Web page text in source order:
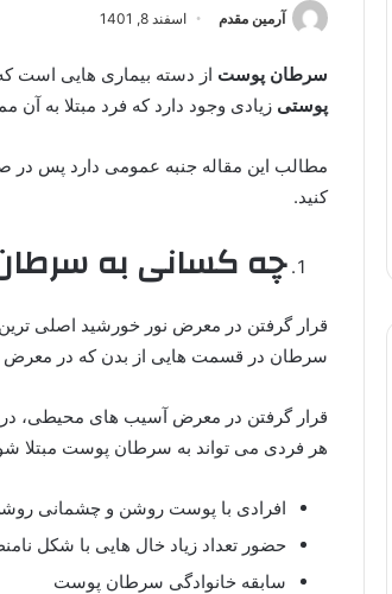
آرمین مقدم اسفند 8, 1401
سرطان پوست از دسته بیماری هایی
پوستی زیادی وجود دارد که فرد مبتلا به
مطالب این مقاله جنبه عمومی دارد پس
کنید.
چه کسانی به
قرار گرفتن در معرض نور خورشید اصلی
سرطان در قسمت هایی از بدن که در معرض
قرار گرفتن در معرض آسیب های محیطی،
هر فردی می تواند به سرطان پوست مبتلا شود
افرادی با پوست روشن و چشمانی
حضور تعداد زیاد خال هایی با شکل
سابقه خانوادگی سرطان پوست